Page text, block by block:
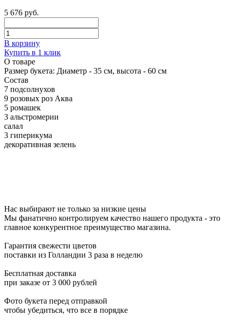
5 676 руб.
В корзину
Купить в 1 клик
О товаре
Размер букета: Диаметр - 35 см, высота - 60 см
Состав
7 подсолнухов
9 розовых роз Аква
5 ромашек
3 альстромерии
салал
3 гиперикума
декоративная зелень
Нас выбирают не только за низкие цены
Мы фанатично контролируем качество нашего продукта - это
главное конкурентное преимущество магазина.
Гарантия свежести цветов
поставки из Голландии 3 раза в неделю
Бесплатная доставка
при заказе от 3 000 рублей
Фото букета перед отправкой
чтобы убедиться, что все в порядке